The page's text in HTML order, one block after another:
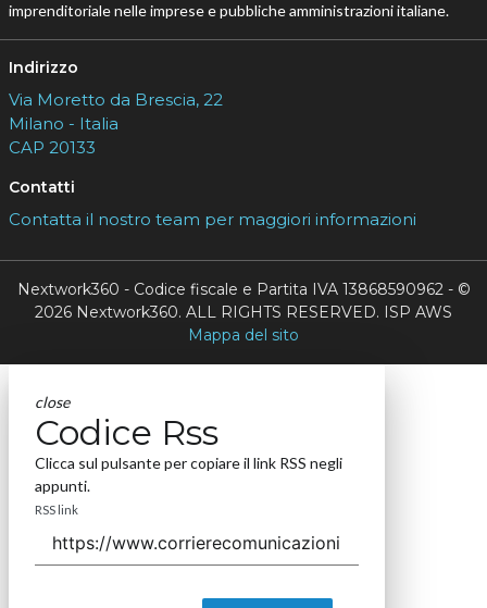
imprenditoriale nelle imprese e pubbliche amministrazioni italiane.
Indirizzo
Via Moretto da Brescia, 22
Milano - Italia
CAP 20133
Contatti
Contatta il nostro team per maggiori informazioni
Nextwork360 - Codice fiscale e Partita IVA 13868590962 - ©
2026 Nextwork360. ALL RIGHTS RESERVED. ISP AWS
Mappa del sito
close
Codice Rss
Clicca sul pulsante per copiare il link RSS negli
appunti.
RSS link